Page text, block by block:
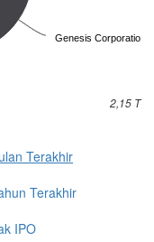
Genesis Corporation:
2,15 T
Terakhir
Terakhir
IPO